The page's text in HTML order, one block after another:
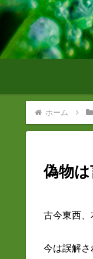
ホーム
偽物
古今東西、
今は誤解